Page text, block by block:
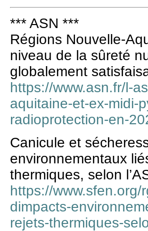
*** ASN ***
Régions Nouvelle-
niveau de la sûreté
globalement
https://www.asn.fr/l-
aquitaine-et-ex-midi-
radioprotection-en-
Canicule et
environnementaux
thermiques, selon
https://
dimpacts-
rejets-thermiques-